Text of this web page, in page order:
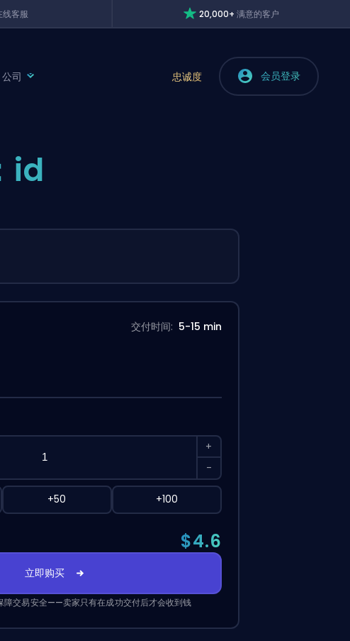
线客服 20,000+满意的客户
公司 忠诚度 会员登录
id
交付时间: 5-15 min
+
-
+50 +100
$4.6
立即购买
障交易安全——卖家只有在成功交付后才会收到钱